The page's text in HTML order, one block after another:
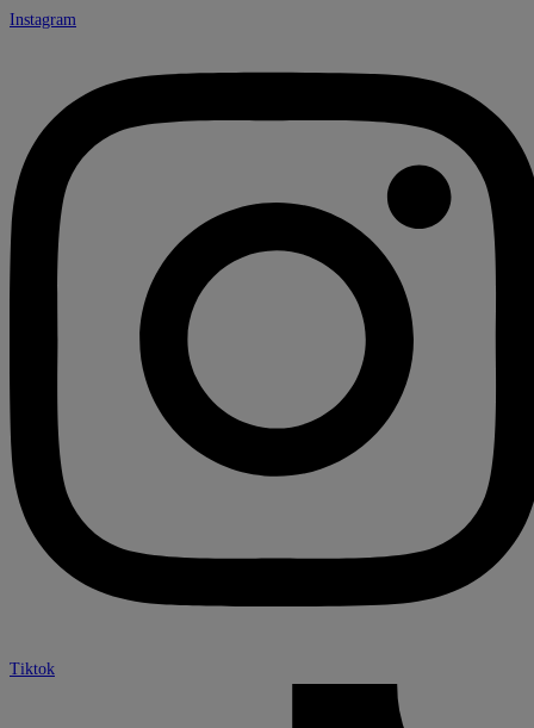
Instagram
Tiktok